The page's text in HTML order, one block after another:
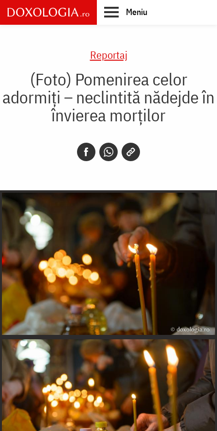
Skip
to
main
Meniu
Reportaj
(Foto) Pomenirea celor
adormiți – neclintită nădejde în
învierea morților